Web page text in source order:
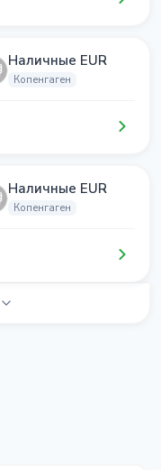
Наличные EUR
Копенгаген
Наличные EUR
Копенгаген